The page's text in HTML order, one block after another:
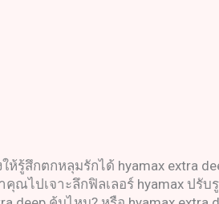
รู้สึกตกหลุมรักได้ hyamax extra
คุณไปเจาะลึกฟิลเลอร์ hyamax ปรั